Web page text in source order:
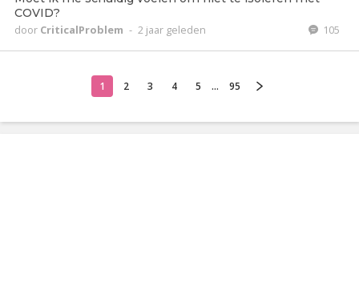
COVID?
door CriticalProblem - 2 jaar geleden 105
1 2 3 4 5 ... 95